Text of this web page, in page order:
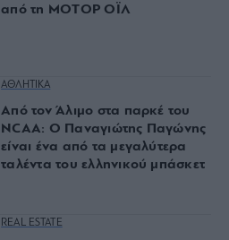
από τη ΜΟΤΟΡ ΟΪΛ
ΑΘΛΗΤΙΚΑ
Από τον Άλιμο στα παρκέ του
NCAA: Ο Παναγιώτης Παγώνης
είναι ένα από τα μεγαλύτερα
ταλέντα του ελληνικού μπάσκετ
REAL ESTATE